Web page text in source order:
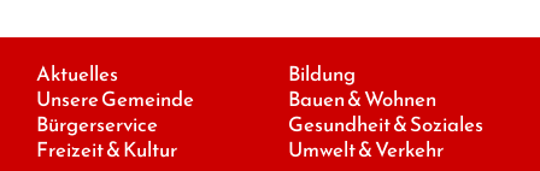
Aktuelles
Unsere Gemeinde
Bürgerservice
Freizeit & Kultur
Bildung
Bauen & Wohnen
Gesundheit & Soziales
Umwelt & Verkehr